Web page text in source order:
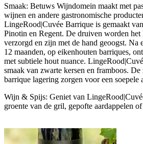
Smaak: Betuws Wijndomein maakt met
wijnen en andere gastronomische
LingeRood|Cuvée Barrique is gemaakt
Pinotin en Regent. De druiven worden
verzorgd en zijn met de hand geoogst. Na
12 maanden, op eikenhouten barriques,
met subtiele hout nuance.
smaak van zwarte kersen en framboos.
barrique lagering zorgen voor een soepele
Wijn & Spijs: Geniet van
groente van de gril, gepofte aardappelen